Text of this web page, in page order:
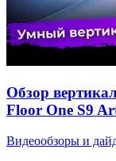
Обзор
Floor One S9
Видеообзоры и